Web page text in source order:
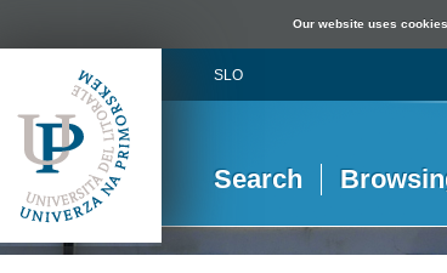
Our website uses
SLO
Search